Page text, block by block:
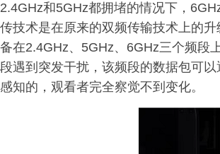
2.4GHz和5GHz都拥堵的情况下，
传技术是在原来的双频传输技术上的
备在2.4GHz、5GHz、6GHz三个频段
段遇到突发干扰，该频段的数据包可
感知的，观看者完全察觉不到变化。